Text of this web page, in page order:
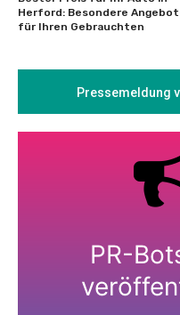
Herford: Besondere
für Ihren Gebrauchten
Pressemeldung
PR-